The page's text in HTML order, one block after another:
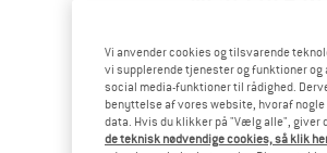
Vi anvender cookies og tilsvarende
vi supplerende tjenester og funktioner
social media-funktioner til rådighed.
benyttelse af vores website, hvoraf
data. Hvis du klikker på "Vælg alle", giver
de teknisk nødvendige cookies, så klik